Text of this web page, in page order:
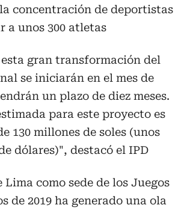
concentración de deportistas
a unos 300 atletas
gran transformación del
se iniciarán en el mes de
un plazo de diez meses.
para este proyecto es
130 millones de soles (unos
dólares)", destacó el IPD
Lima como sede de los Juegos
de 2019 ha generado una ola